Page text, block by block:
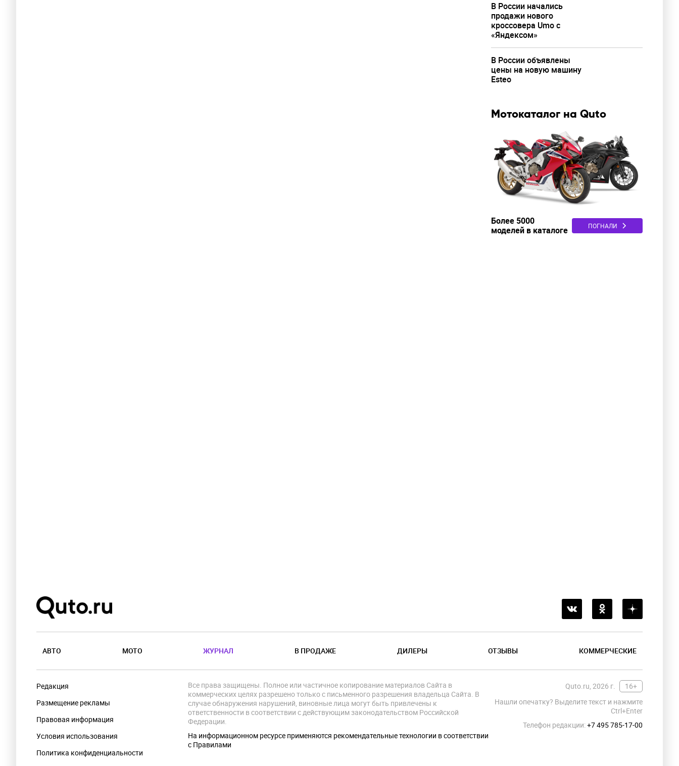
В России начались
продажи нового
кроссовера Umo с
«Яндексом»
В России объявлены
цены на новую машину
Esteo
Мотокаталог на Quto
Более 5000
моделей в каталоге
ПОГНАЛИ
АВТО МОТО ЖУРНАЛ В ПРОДАЖЕ ДИЛЕРЫ ОТЗЫВЫ КОММЕРЧЕСКИЕ
Редакция
Размещение рекламы
Правовая информация
Условия использования
Политика конфиденциальности
Quto.ru, 2026 г.
16+
Нашли опечатку? Выделите текст и нажмите
Ctrl+Enter
Телефон редакции:+7 495 785-17-00
Все права защищены. Полное или частичное копирование материалов Сайта в
коммерческих целях разрешено только с письменного разрешения владельца Сайта. В
случае обнаружения нарушений, виновные лица могут быть привлечены к
ответственности в соответствии с действующим законодательством Российской
Федерации.
На информационном ресурсе применяются рекомендательные технологии в соответствии
с Правилами